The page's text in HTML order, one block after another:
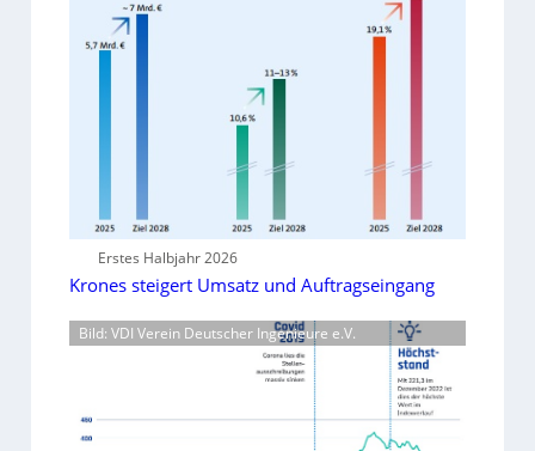
Erstes Halbjahr 2026
Krones steigert Umsatz und Auftragseingang
Bild: VDI Verein Deutscher Ingenieure e.V.